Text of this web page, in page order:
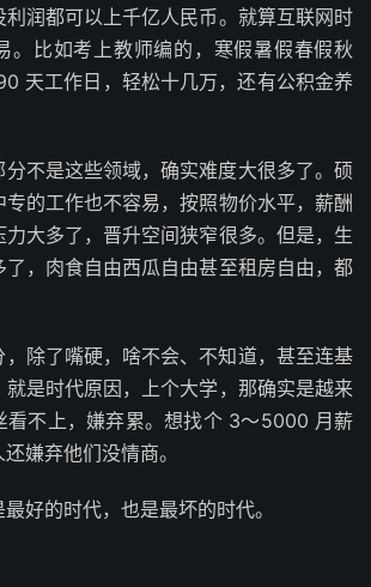
利润都可以上千亿人民币。就算互联网时
。比如考上教师编的，寒假暑假春假秋
天工作日，轻松十几万，还有公积金养
不是这些领域，确实难度大很多了。硕
的工作也不容易，按照物价水平，薪酬
大多了，晋升空间狭窄很多。但是，生
了，肉食自由西瓜自由甚至租房自由，都
，除了嘴硬，啥不会、不知道，甚至连基
是时代原因，上个大学，那确实是越来
看不上，嫌弃累。想找个 3～5000 月薪
嫌弃他们没情商。
好的时代，也是最坏的时代。